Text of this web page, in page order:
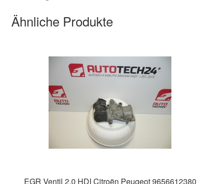
Ähnliche Produkte
EGR Ventil 2.0 HDI Citroën Peugeot 9656612380